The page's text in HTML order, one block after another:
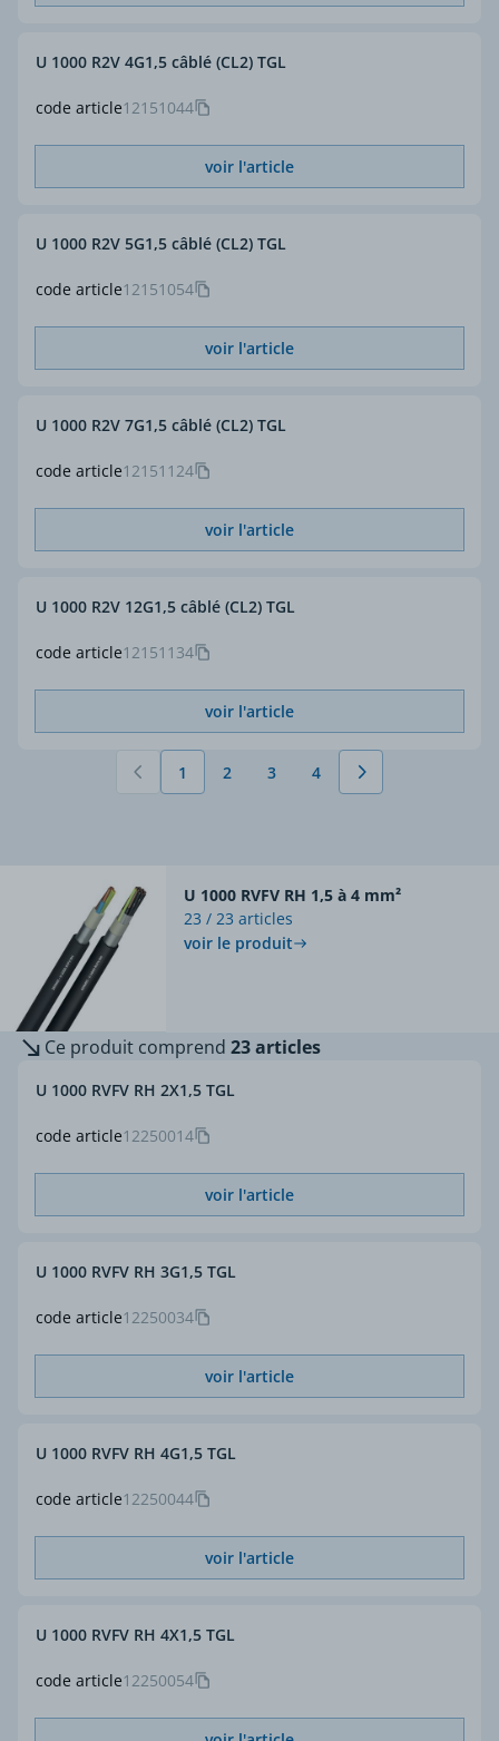
code article12151044
U 1000 R2V 4G1,5 câblé (CL2) TGL
voir l'article
code article12151054
U 1000 R2V 5G1,5 câblé (CL2) TGL
voir l'article
code article12151124
U 1000 R2V 7G1,5 câblé (CL2) TGL
voir l'article
code article12151134
U 1000 R2V 12G1,5 câblé (CL2) TGL
voir l'article
Vous lisez actuellement la page
1 Page
2 Page
3 Page
4
U 1000 RVFV RH 1,5 à 4 mm²
23 / 23 articles
voir le produit
Ce produit comprend 23 articles
code article12250014
U 1000 RVFV RH 2X1,5 TGL
voir l'article
code article12250034
U 1000 RVFV RH 3G1,5 TGL
voir l'article
code article12250044
U 1000 RVFV RH 4G1,5 TGL
voir l'article
code article12250054
U 1000 RVFV RH 4X1,5 TGL